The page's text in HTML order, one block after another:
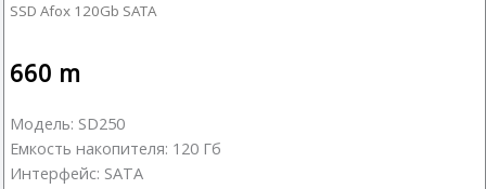
SSD Afox 120Gb SATA
660 m
Модель: SD250
Емкость накопителя: 120 Гб
Интерфейс: SATA